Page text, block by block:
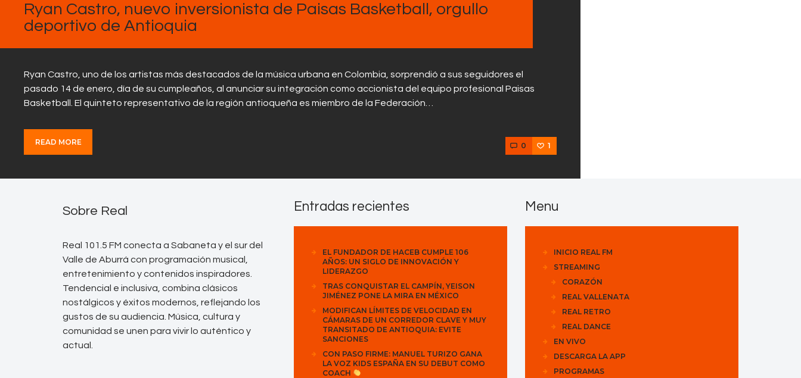
Ryan Castro, nuevo inversionista de Paisas Basketball, orgullo
deportivo de Antioquia
Ryan Castro, uno de los artistas más destacados de la música urbana en Colombia, sorprendió a sus seguidores el
pasado 14 de enero, día de su cumpleaños, al anunciar su integración como accionista del equipo profesional Paisas
Basketball. El quinteto representativo de la región antioqueña es miembro de la Federación…
READ MORE 0 1
Sobre Real
Real 101.5 FM conecta a Sabaneta y el sur del
Valle de Aburrá con programación musical,
entretenimiento y contenidos inspiradores.
Tendencial e inclusiva, combina clásicos
nostálgicos y éxitos modernos, reflejando los
gustos de su audiencia. Música, cultura y
comunidad se unen para vivir lo auténtico y
actual.
Entradas recientes
EL FUNDADOR DE HACEB CUMPLE 106
AÑOS: UN SIGLO DE INNOVACIÓN Y
LIDERAZGO
TRAS CONQUISTAR EL CAMPÍN, YEISON
JIMÉNEZ PONE LA MIRA EN MÉXICO
MODIFICAN LÍMITES DE VELOCIDAD EN
CÁMARAS DE UN CORREDOR CLAVE Y MUY
TRANSITADO DE ANTIOQUIA: EVITE
SANCIONES
CON PASO FIRME: MANUEL TURIZO GANA
LA VOZ KIDS ESPAÑA EN SU DEBUT COMO
COACH
Menu
INICIO REAL FM
STREAMING
CORAZÓN
REAL VALLENATA
REAL RETRO
REAL DANCE
EN VIVO
DESCARGA LA APP
PROGRAMAS